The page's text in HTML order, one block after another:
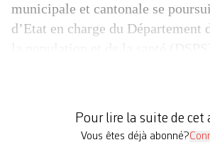
municipale et cantonale se
d’Etat en charge du Département
signé un […]
Pour lire la suite de cet
Vous êtes déjà abonné?